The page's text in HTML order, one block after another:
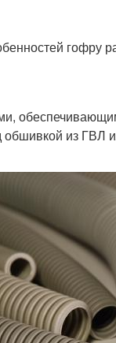
гофру
обшивкой из